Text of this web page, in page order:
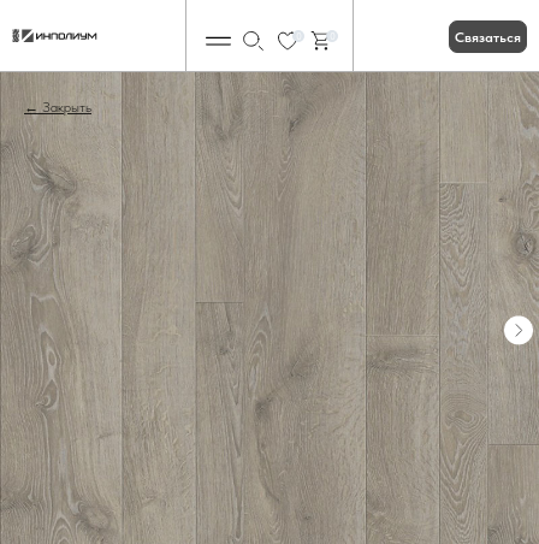
Связаться
Закрыть